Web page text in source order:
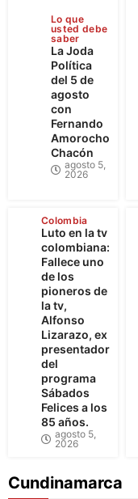
Lo que
usted debe
saber
La Joda
Política
del 5 de
agosto
con
Fernando
Amorocho
Chacón
agosto 5,
2026
Colombia
Luto en la tv
colombiana:
Fallece uno
de los
pioneros de
la tv,
Alfonso
Lizarazo, ex
presentador
del
programa
Sábados
Felices a los
85 años.
agosto 5,
2026
Cundinamarca
Cundinamarca